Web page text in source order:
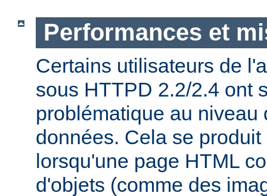
Performances et
Certains utilisateurs de
sous HTTPD 2.2/2.4 ont
problématique au niveau
données. Cela se
lorsqu'une page HTML
d'objets (comme des